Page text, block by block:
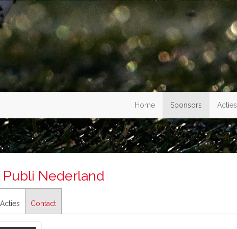
Home Sponsors Acties
Nederland
Acties Contact